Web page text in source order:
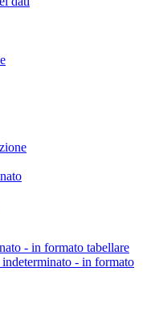
- in formato tabellare
- in formato